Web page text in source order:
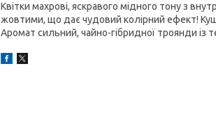
Квітки махрові, яскравого мідного тону з
жовтими, що дає чудовий колірний ефект!
Аромат сильний, чайно-гібридної троянди